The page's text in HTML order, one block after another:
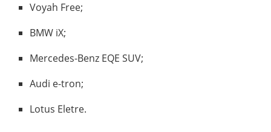
Voyah Free;
BMW iX;
Mercedes-Benz EQE SUV;
Audi e-tron;
Lotus Eletre.